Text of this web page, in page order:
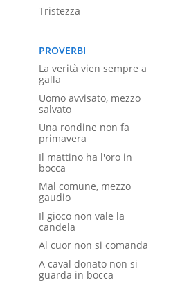
Tristezza
PROVERBI
La verità vien sempre a
galla
Uomo avvisato, mezzo
salvato
Una rondine non fa
primavera
Il mattino ha l'oro in
bocca
Mal comune, mezzo
gaudio
Il gioco non vale la
candela
Al cuor non si comanda
A caval donato non si
guarda in bocca